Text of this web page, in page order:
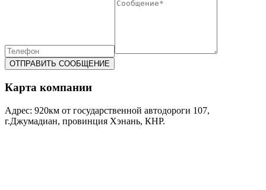
ОТПРАВИТЬ СООБЩЕНИЕ
Карта компании
Адрес: 920км от государственной автодороги 107,
г.Джумадиан, провинция Хэнань, КНР.